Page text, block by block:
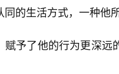
同的生活方式，一种他
赋予了他的行为更深远